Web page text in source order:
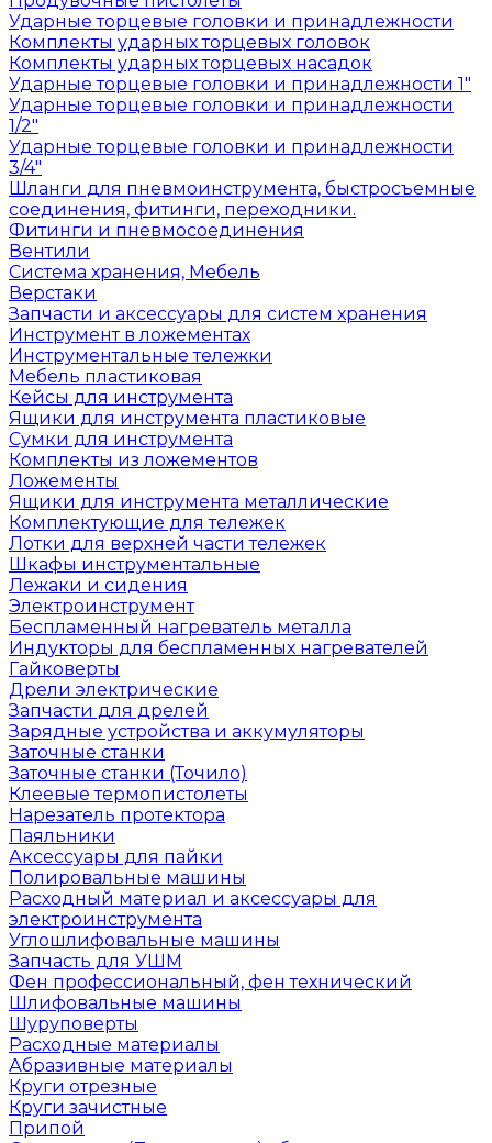
Ударные торцевые головки и принадлежности
Комплекты ударных торцевых головок
Комплекты ударных торцевых насадок
Ударные торцевые головки и принадлежности 1"
Ударные торцевые головки и принадлежности
1/2"
Ударные торцевые головки и принадлежности
3/4"
Шланги для пневмоинструмента, быстросъемные
соединения, фитинги, переходники.
Фитинги и пневмосоединения
Вентили
Система хранения, Мебель
Верстаки
Запчасти и аксессуары для систем хранения
Инструмент в ложементах
Инструментальные тележки
Мебель пластиковая
Кейсы для инструмента
Ящики для инструмента пластиковые
Сумки для инструмента
Комплекты из ложементов
Ложементы
Ящики для инструмента металлические
Комплектующие для тележек
Лотки для верхней части тележек
Шкафы инструментальные
Лежаки и сидения
Электроинструмент
Беспламенный нагреватель металла
Индукторы для беспламенных нагревателей
Гайковерты
Дрели электрические
Запчасти для дрелей
Зарядные устройства и аккумуляторы
Заточные станки
Заточные станки (Точило)
Клеевые термопистолеты
Нарезатель протектора
Паяльники
Аксессуары для пайки
Полировальные машины
Расходный материал и аксессуары для
электроинструмента
Углошлифовальные машины
Запчасть для УШМ
Фен профессиональный, фен технический
Шлифовальные машины
Шуруповерты
Расходные материалы
Абразивные материалы
Круги отрезные
Круги зачистные
Припой